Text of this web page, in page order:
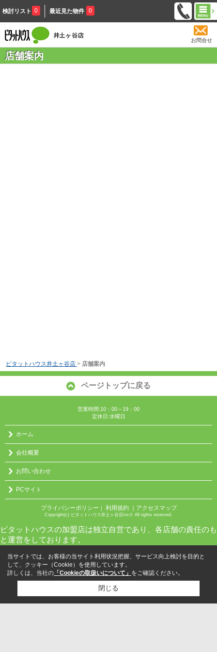
検討リスト 0 最近見た物件 0
お問合せ
店舗案内
ピタットハウス井土ヶ谷店 > 店舗案内
ページトップに戻る
営業時間:10：00～19：00
定休日:水曜日
ホーム
会社概要
お問い合わせ
PCサイト
プライバシーポリシー ｜ 利用規約 ｜アクセスマップ
Copyright(c) ピタットハウス井土ヶ谷店/㈱０ All rights reserved.
ピタットハウスの加盟店は独立自営であり、各店舗の責任のも
と運営をしております。
当サイトでは、お客様の当サイト利用状況把握、サービス向上検討を目的と
して、クッキー（Cookie）を使用しています。
詳しくは、当社の 「Cookieの取扱いについて」 をご確認ください。
閉じる